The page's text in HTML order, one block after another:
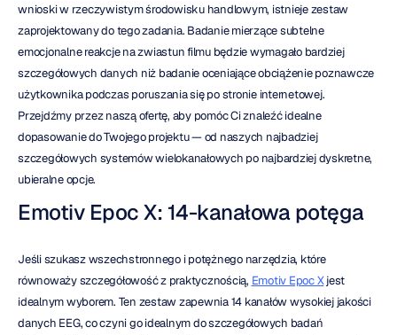
wnioski w rzeczywistym środowisku handlowym, istnieje zestaw
zaprojektowany do tego zadania. Badanie mierzące subtelne
emocjonalne reakcje na zwiastun filmu będzie wymagało bardziej
szczegółowych danych niż badanie oceniające obciążenie poznawcze
użytkownika podczas poruszania się po stronie internetowej.
Przejdźmy przez naszą ofertę, aby pomóc Ci znaleźć idealne
dopasowanie do Twojego projektu — od naszych najbadziej
szczegółowych systemów wielokanałowych po najbardziej dyskretne,
ubieralne opcje.
Emotiv Epoc X: 14-kanałowa potęga
Jeśli szukasz wszechstronnego i potężnego narzędzia, które
równoważy szczegółowość z praktycznością, Emotiv Epoc X jest
idealnym wyborem. Ten zestaw zapewnia 14 kanałów wysokiej jakości
danych EEG, co czyni go idealnym do szczegółowych badań